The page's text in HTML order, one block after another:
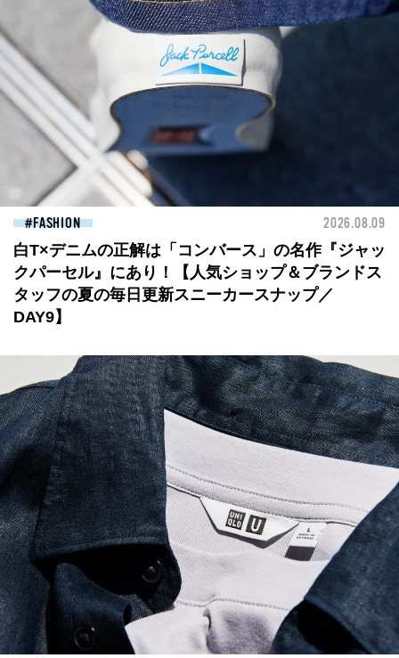
FASHION 2026.08.09
白T×デニムの正解は「コンバース」の名作『ジャッ
クパーセル』にあり！【人気ショップ＆ブランドス
タッフの夏の毎日更新スニーカースナップ／
DAY9】